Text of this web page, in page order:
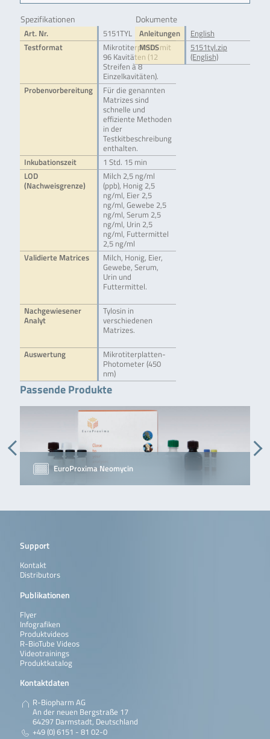
Spezifikationen
Art. Nr.
5151TYL
Testformat
Mikrotiterplatte mit
96 Kavitäten (12
Streifen à 8
Einzelkavitäten).
Probenvorbereitung
Für die genannten
Matrizes sind
schnelle und
effiziente Methoden
in der
Testkitbeschreibung
enthalten.
Inkubationszeit
1 Std. 15 min
LOD
(Nachweisgrenze)
Milch 2,5 ng/ml
(ppb), Honig 2,5
ng/ml, Eier 2,5
ng/ml, Gewebe 2,5
ng/ml, Serum 2,5
ng/ml, Urin 2,5
ng/ml, Futtermittel
2,5 ng/ml
Validierte Matrices
Milch, Honig, Eier,
Gewebe, Serum,
Urin und
Futtermittel.
Nachgewiesener
Analyt
Tylosin in
verschiedenen
Matrizes.
Auswertung
Mikrotiterplatten-
Photometer (450
nm)
Dokumente
Anleitungen
English
MSDS
5151tyl.zip
(English)
Passende Produkte
EuroProxima Neomycin
Support
Kontakt
Distributors
Publikationen
Flyer
Infografiken
Produktvideos
R-BioTube Videos
Videotrainings
Produktkatalog
Kontaktdaten
R-Biopharm AG
An der neuen Bergstraße 17
64297 Darmstadt, Deutschland
+49 (0) 6151 - 81 02-0